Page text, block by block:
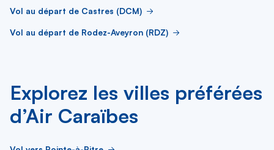
Vol au départ de Castres (DCM)
Vol au départ de Rodez-Aveyron (RDZ)
Explorez les villes préférées
d’Air Caraïbes